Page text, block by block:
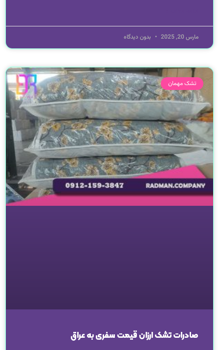
مارس 20, 2025 بدون دیدگاه
تشک مهمان
صادرات تشک ارزان قیمت سفری به عراق